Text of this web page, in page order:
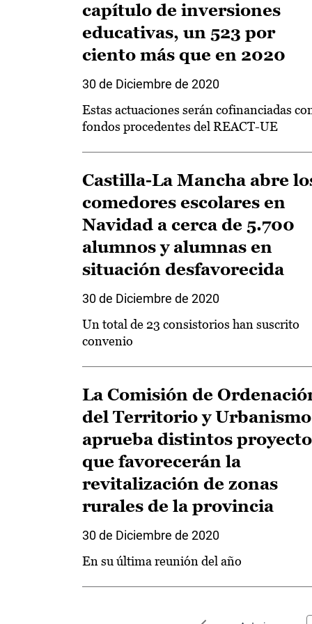
capítulo de inversiones
educativas, un 523 por
ciento más que en 2020
30 de Diciembre de 2020
Estas actuaciones serán cofinanciadas
fondos procedentes del REACT-UE
Castilla-La Mancha abre
comedores escolares en
Navidad a cerca de 5.700
alumnos y alumnas en
situación desfavorecida
30 de Diciembre de 2020
Un total de 23 consistorios han suscrito
convenio
La Comisión de
del Territorio y Urbanismo
aprueba distintos
que favorecerán la
revitalización de zonas
rurales de la provincia
30 de Diciembre de 2020
En su última reunión del año